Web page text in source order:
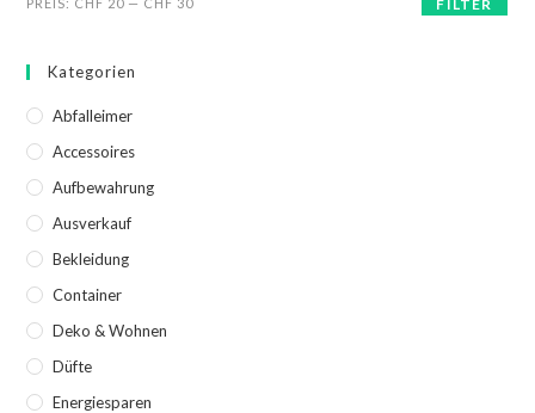
FILTER
Kategorien
Abfalleimer
Accessoires
Aufbewahrung
Ausverkauf
Bekleidung
Container
Deko & Wohnen
Düfte
Energiesparen